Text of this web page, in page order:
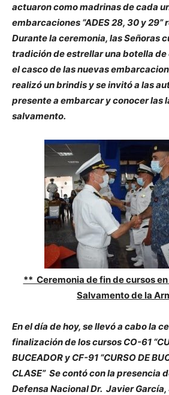
actuaron como madrinas de cada
embarcaciones “ADES 28, 30 y
Durante la ceremonia, las Señoras
tradición de estrellar una botella
el casco de las nuevas
realizó un brindis y se invitó a las
presente a embarcar y conocer las
salvamento.
** Ceremonia de fin de cursos en
Salvamento de la
En el día de hoy, se llevó a cabo la
finalización de los cursos CO-61
BUCEADOR y CF-91 “CURSO DE
CLASE” Se contó con la presencia
Defensa Nacional Dr. Javier